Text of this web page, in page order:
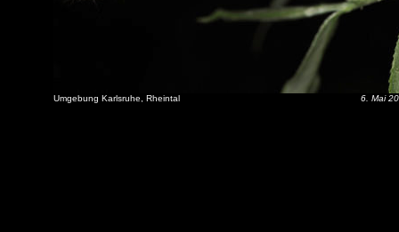
Umgebung Karlsruhe, Rheintal 6. Mai